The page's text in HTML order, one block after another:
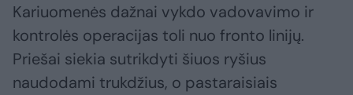
Kariuomenės dažnai vykdo vadovavimo ir
kontrolės operacijas toli nuo fronto linijų.
Priešai siekia sutrikdyti šiuos ryšius
naudodami trukdžius, o pastaraisiais